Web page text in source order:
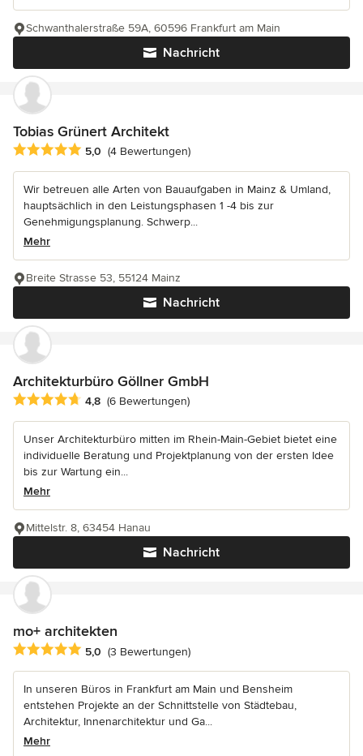
Nachricht
Schwanthalerstraße 59A, 60596 Frankfurt am Main
Tobias Grünert Architekt
Durchschnittliche Bewertung: 5 von 5 Sternen
5,0 (4 Bewertungen)
Wir betreuen alle Arten von Bauaufgaben in Mainz & Umland,
hauptsächlich in den Leistungsphasen 1 -4 bis zur
Genehmigungsplanung. Schwerp...
Mehr
Nachricht
Breite Strasse 53, 55124 Mainz
Architekturbüro Göllner GmbH
Durchschnittliche Bewertung: 4.8 von 5 Sternen
4,8 (6 Bewertungen)
Unser Architekturbüro mitten im Rhein-Main-Gebiet bietet eine
individuelle Beratung und Projektplanung von der ersten Idee
bis zur Wartung ein...
Mehr
Nachricht
Mittelstr. 8, 63454 Hanau
mo+ architekten
Durchschnittliche Bewertung: 5 von 5 Sternen
5,0 (3 Bewertungen)
In unseren Büros in Frankfurt am Main und Bensheim
entstehen Projekte an der Schnittstelle von Städtebau,
Architektur, Innenarchitektur und Ga...
Mehr